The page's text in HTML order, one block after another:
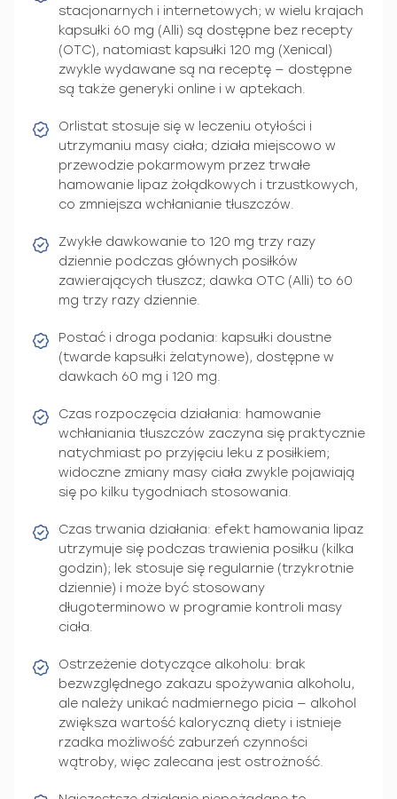
stacjonarnych i internetowych; w wielu krajach
kapsułki 60 mg (Alli) są dostępne bez recepty
(OTC), natomiast kapsułki 120 mg (Xenical)
zwykle wydawane są na receptę — dostępne
są także generyki online i w aptekach.
Orlistat stosuje się w leczeniu otyłości i
utrzymaniu masy ciała; działa miejscowo w
przewodzie pokarmowym przez trwałe
hamowanie lipaz żołądkowych i trzustkowych,
co zmniejsza wchłanianie tłuszczów.
Zwykłe dawkowanie to 120 mg trzy razy
dziennie podczas głównych posiłków
zawierających tłuszcz; dawka OTC (Alli) to 60
mg trzy razy dziennie.
Postać i droga podania: kapsułki doustne
(twarde kapsułki żelatynowe), dostępne w
dawkach 60 mg i 120 mg.
Czas rozpoczęcia działania: hamowanie
wchłaniania tłuszczów zaczyna się praktycznie
natychmiast po przyjęciu leku z posiłkiem;
widoczne zmiany masy ciała zwykle pojawiają
się po kilku tygodniach stosowania.
Czas trwania działania: efekt hamowania lipaz
utrzymuje się podczas trawienia posiłku (kilka
godzin); lek stosuje się regularnie (trzykrotnie
dziennie) i może być stosowany
długoterminowo w programie kontroli masy
ciała.
Ostrzeżenie dotyczące alkoholu: brak
bezwzględnego zakazu spożywania alkoholu,
ale należy unikać nadmiernego picia — alkohol
zwiększa wartość kaloryczną diety i istnieje
rzadka możliwość zaburzeń czynności
wątroby, więc zalecana jest ostrożność.